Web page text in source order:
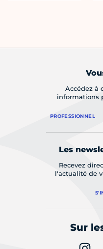
Accédez à
informations
PROFESSIONNEL
Les
Recevez
l'actualité de
Sur